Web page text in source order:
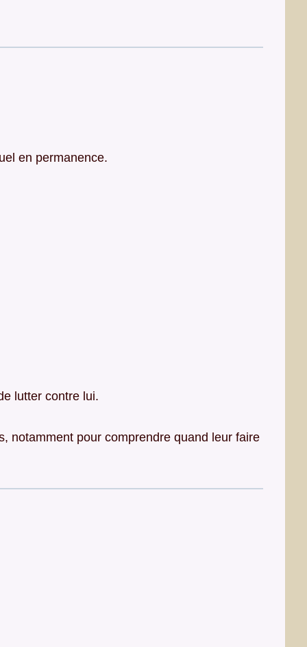
en permanence.
lutter contre lui.
notamment pour comprendre quand leur faire